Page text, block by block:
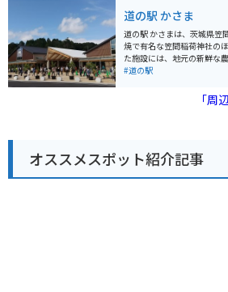
す。
できます。また、周辺には
景色が美しいワインディン
ングの拠点としてもおすすめです。 特産品と
久慈りんごや、こんにゃく
駅で購入できるほか、周辺
道の駅 かさま
道の駅 かさまは、茨城県笠
焼で有名な笠間稲荷神社の
た施設には、地元の新鮮な
売所、笠間焼の販売コーナ
歴史ある神社であり、毎年
辺には、笠間焼の窯元やギ
道路も多く、ツーリングに
かさまは、休憩場所として
拠点としても活用できます。
#道の駅
「周
オススメスポット紹介記事